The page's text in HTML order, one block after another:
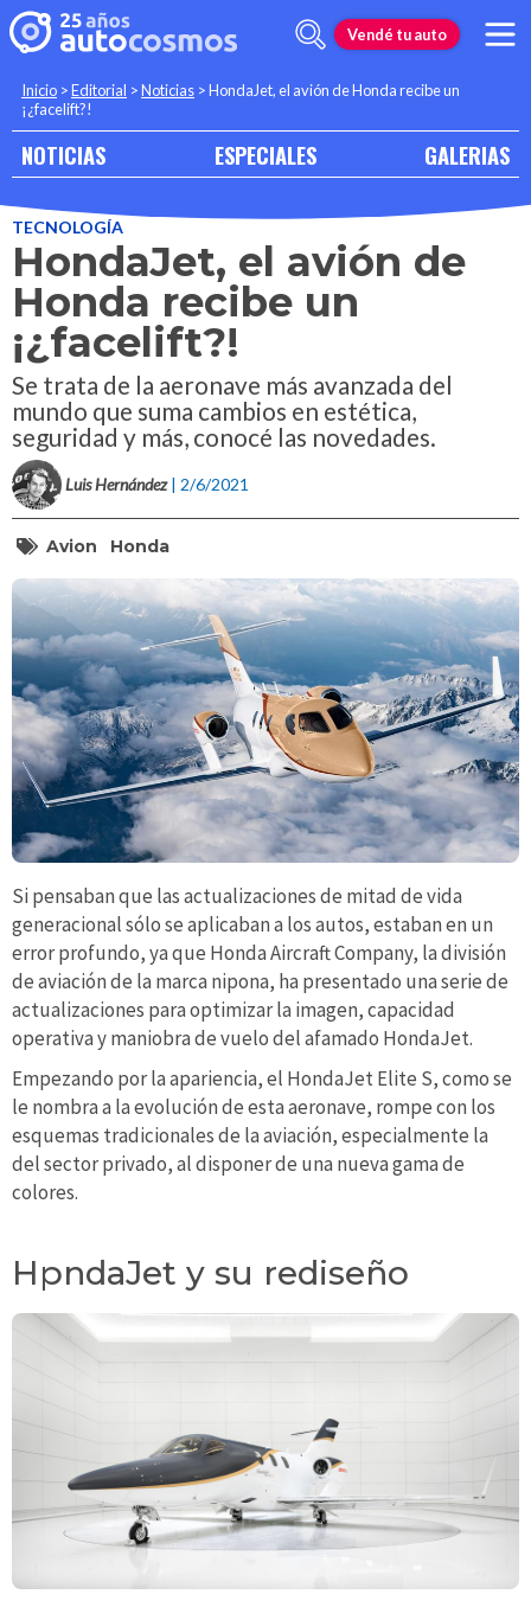
Vendé tu auto
Inicio >Editorial >Noticias >HondaJet, el avión de Honda recibe un
¡¿facelift?!
NOTICIAS ESPECIALES GALERIAS
TECNOLOGÍA
HondaJet, el avión de
Honda recibe un
¡¿facelift?!
Se trata de la aeronave más avanzada del
mundo que suma cambios en estética,
seguridad y más, conocé las novedades.
Luis Hernández | 2/6/2021
Avion Honda
Si pensaban que las actualizaciones de mitad de vida
generacional sólo se aplicaban a los autos, estaban en un
error profundo, ya que Honda Aircraft Company, la división
de aviación de la marca nipona, ha presentado una serie de
actualizaciones para optimizar la imagen, capacidad
operativa y maniobra de vuelo del afamado HondaJet.
Empezando por la apariencia, el HondaJet Elite S, como se
le nombra a la evolución de esta aeronave, rompe con los
esquemas tradicionales de la aviación, especialmente la
del sector privado, al disponer de una nueva gama de
colores.
HpndaJet y su rediseño